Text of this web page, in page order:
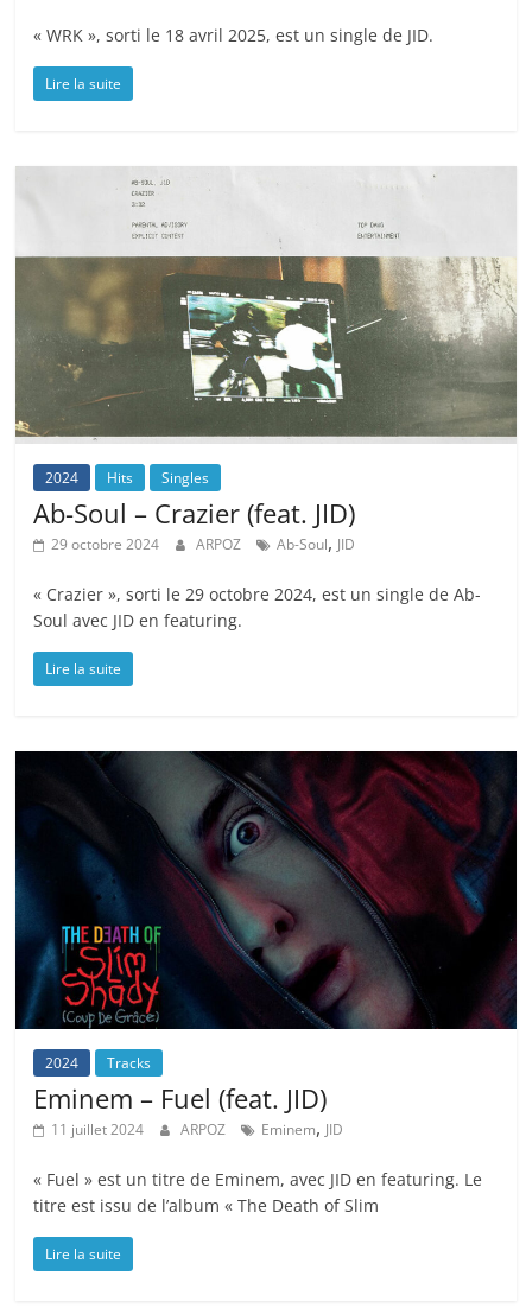
« WRK », sorti le 18 avril 2025, est un single de JID.
Lire la suite
2024 Hits Singles
Ab-Soul – Crazier (feat. JID)
29 octobre 2024 ARPOZ Ab-Soul, JID
« Crazier », sorti le 29 octobre 2024, est un single de Ab-
Soul avec JID en featuring.
Lire la suite
2024 Tracks
Eminem – Fuel (feat. JID)
11 juillet 2024 ARPOZ Eminem, JID
« Fuel » est un titre de Eminem, avec JID en featuring. Le
titre est issu de l’album « The Death of Slim
Lire la suite